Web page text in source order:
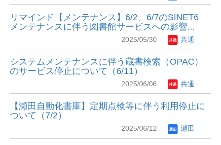
リマインド【メンテナンス】6/2、6/7のSINET6
メンテナンスに伴う図書館サービスへの影響...
2025/05/30 共通
システムメンテナンスに伴う蔵書検索（OPAC）
のサービス停止について（6/11）
2025/06/06 共通
【瀬田自動化書庫】定期点検等に伴う利用停止に
ついて（7/2）
2025/06/12 瀬田